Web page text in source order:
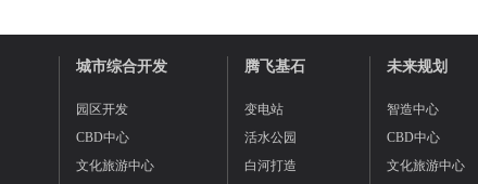
城市综合开发
园区开发
CBD中心
文化旅游中心
腾飞基石
变电站
活水公园
白河打造
未来规划
智造中心
CBD中心
文化旅游中心